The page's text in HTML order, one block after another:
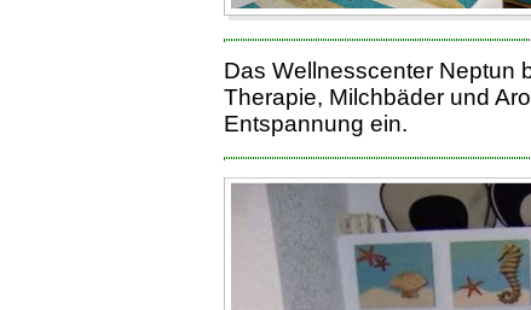
Das Wellnesscenter Neptun
Therapie, Milchbäder und
Entspannung ein.